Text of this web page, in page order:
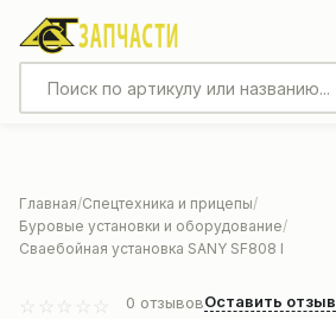
Главная Спецтехника и прицепы
Буровые установки и оборудование
Сваебойная установка SANY SF808 I
0 отзывовОставить отзыв